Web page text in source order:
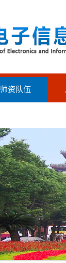
师资队伍